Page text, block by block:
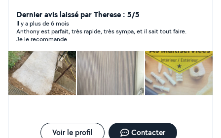
Dernier avis laissé par Therese : 5/5
Il y a plus de 6 mois
Anthony est parfait, très rapide, très sympa, et il sait tout faire.
Je le recommande
Voir le profil Contacter